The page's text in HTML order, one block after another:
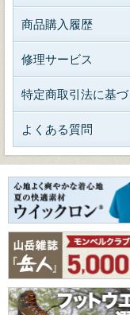
商品購入履歴
修理サービス
特定商取引法に基
よくある質問